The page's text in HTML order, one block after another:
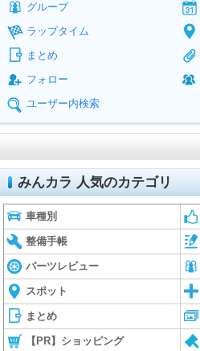
グループ
ラップタイム
まとめ
フォロー
ユーザー内検索
みんカラ 人気のカテゴリ
車種別
整備手帳
パーツレビュー
スポット
まとめ
【PR】ショッピング